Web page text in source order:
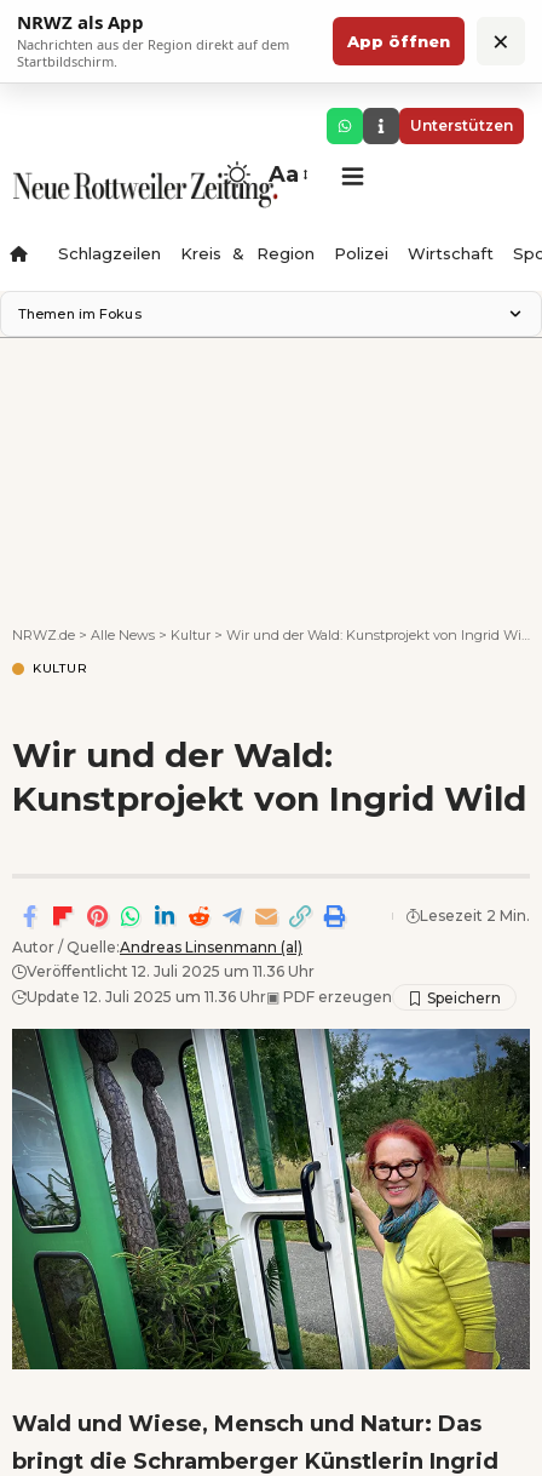
NRWZ als App
Nachrichten aus der Region direkt auf dem
Startbildschirm.
App öffnen ×
Unterstützen
Aa
Schlagzeilen Kreis & Region Polizei Wirtschaft
Themen im Fokus
NRWZ.de > Alle News > Kultur > Wir und der Wald: Kunstprojekt von Ingrid Wild
KULTUR
Wir und der Wald:
Kunstprojekt von Ingrid Wild
Autor / Quelle:Andreas Linsenmann (al)
Veröffentlicht 12. Juli 2025 um 11.36 Uhr
Update 12. Juli 2025 um 11.36 Uhr▣ PDF erzeugen
Lesezeit 2 Min.
Wald und Wiese, Mensch und Natur: Das
bringt die Schramberger Künstlerin Ingrid